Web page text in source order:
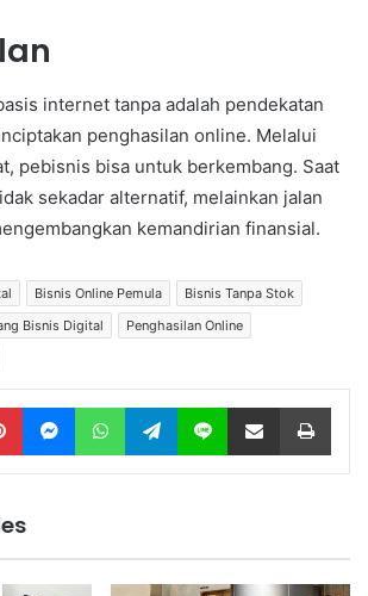
internet tanpa adalah pendekatan
penghasilan online. Melalui
pebisnis bisa untuk berkembang. Saat
sekadar alternatif, melainkan jalan
kemandirian finansial.
Bisnis Online Pemula
Bisnis Tanpa Stok
Bisnis Digital
Penghasilan Online
Pinterest Messenger WhatsApp Telegram Line Share via Email